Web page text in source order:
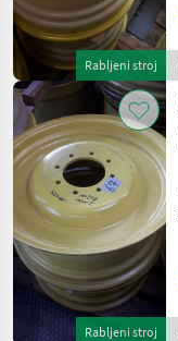
Rabljeni stroj
Rabljeni stroj